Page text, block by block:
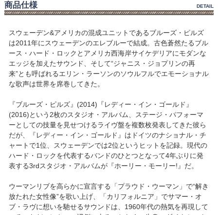
商品仕様 DETAIL
スウェーデン&アメリカの混成ユニットであるブルーズ・ピルズ
は2011年にスウェーデンのエレブルーで結成。古色蒼然たるブル
ース・ハード・ロックとアメリカ西海岸サイケデリアにモダンな
エッジを加えたサウンド、そして“ジャニス・ジョプリンの再
来”とも呼ばれるエリン・ラーソンのソウルフルでエモーショナル
な歌声は世界を席巻してきた。
『ブルーズ・ピルズ』(2014)『レディー・イン・ゴールド』
(2016)という2枚のスタジオ・アルバム、ステージ・パフォーマ
ーとしての技量を見せつけるライヴ盤を複数枚発表してきた彼ら
だが、『レディー・イン・ゴールド』はドイツのナショナル・チ
ャートで1位、スウェーデンでは2位というヒットを記録。現代の
ハード・ロックを代表するバンドのひとつとなって4年ぶりに発
表する3rdスタジオ・アルバムが『ホーリー・モーリー!』だ。
ウーマンリブを高らかに宣言する「プラウド・ウーマン」で“解き
放たれた女性像”を歌い上げ、「カリフォルニア」でサマー・オ
ブ・ラヴに想いを馳せるサウンドは、1960年代の熱気を再現して